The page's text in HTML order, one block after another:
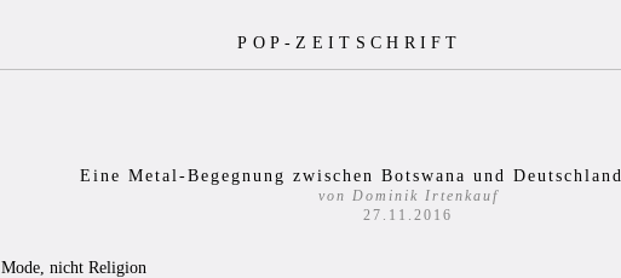
POP-ZEITSCHRIFT
Eine Metal-Begegnung zwischen Botswana und
von Dominik Irtenkauf
27.11.2016
Mode, nicht Religion